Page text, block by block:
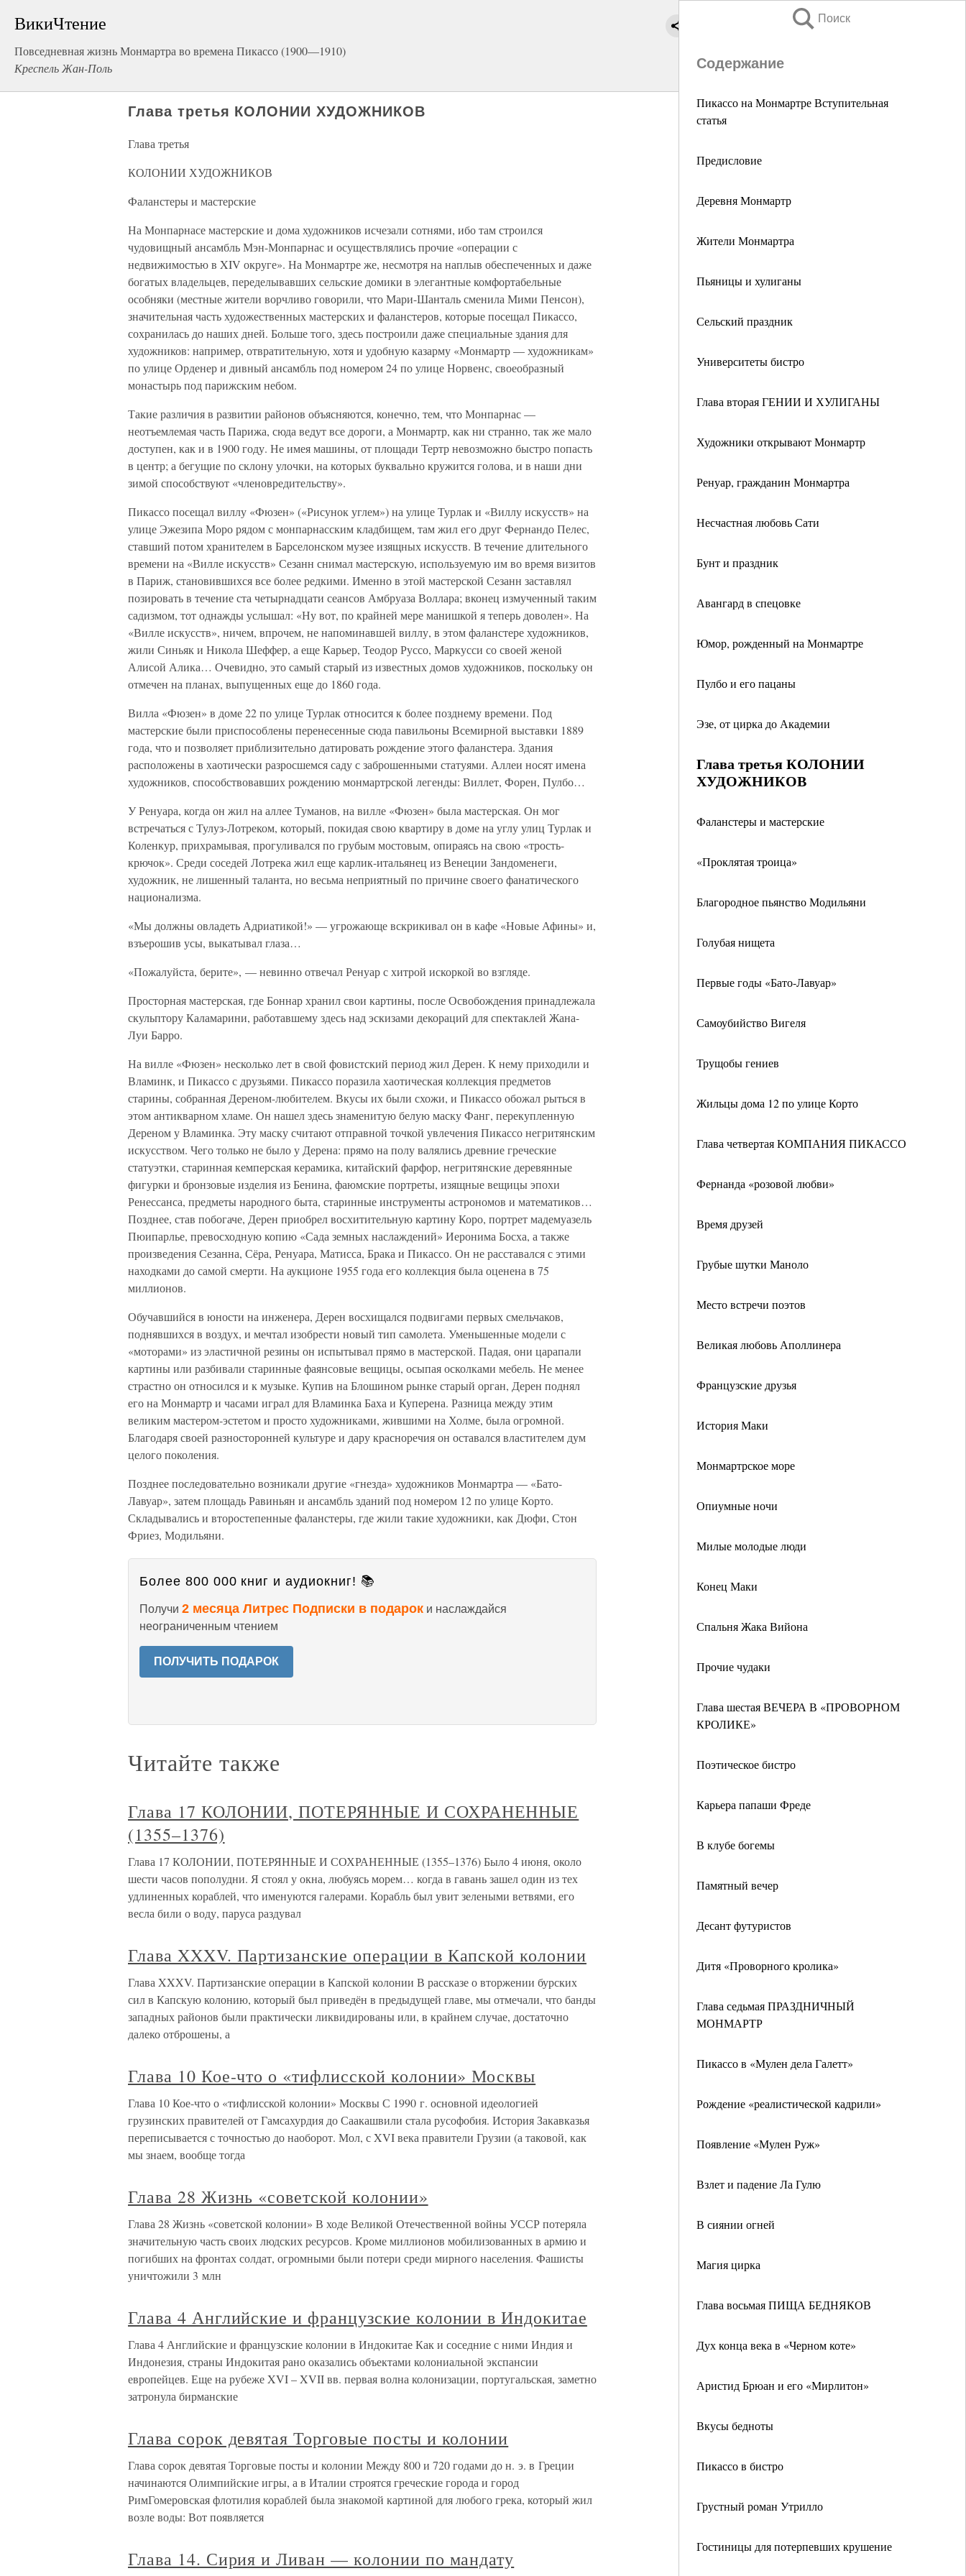
ВикиЧтение
Повседневная жизнь Монмартра во времена Пикассо (1900—1910)
Креспель Жан-Поль
Поиск
Содержание
Пикассо на Монмартре Вступительная
статья
Предисловие
Деревня Монмартр
Жители Монмартра
Пьяницы и хулиганы
Сельский праздник
Университеты бистро
Глава вторая ГЕНИИ И ХУЛИГАНЫ
Художники открывают Монмартр
Ренуар, гражданин Монмартра
Несчастная любовь Сати
Бунт и праздник
Авангард в спецовке
Юмор, рожденный на Монмартре
Пулбо и его пацаны
Эзе, от цирка до Академии
Глава третья КОЛОНИИ
ХУДОЖНИКОВ
Фаланстеры и мастерские
«Проклятая троица»
Благородное пьянство Модильяни
Голубая нищета
Первые годы «Бато-Лавуар»
Самоубийство Вигеля
Трущобы гениев
Жильцы дома 12 по улице Корто
Глава четвертая КОМПАНИЯ ПИКАССО
Фернанда «розовой любви»
Время друзей
Грубые шутки Маноло
Место встречи поэтов
Великая любовь Аполлинера
Французские друзья
История Маки
Монмартрское море
Опиумные ночи
Милые молодые люди
Конец Маки
Спальня Жака Вийона
Прочие чудаки
Глава шестая ВЕЧЕРА В «ПРОВОРНОМ
КРОЛИКЕ»
Поэтическое бистро
Карьера папаши Фреде
В клубе богемы
Памятный вечер
Десант футуристов
Дитя «Проворного кролика»
Глава седьмая ПРАЗДНИЧНЫЙ
МОНМАРТР
Пикассо в «Мулен дела Галетт»
Рождение «реалистической кадрили»
Появление «Мулен Руж»
Взлет и падение Ла Гулю
В сиянии огней
Магия цирка
Глава восьмая ПИЩА БЕДНЯКОВ
Дух конца века в «Черном коте»
Аристид Брюан и его «Мирлитон»
Вкусы бедноты
Пикассо в бистро
Грустный роман Утрилло
Гостиницы для потерпевших крушение
Глава третья КОЛОНИИ ХУДОЖНИКОВ
Глава третья
КОЛОНИИ ХУДОЖНИКОВ
Фаланстеры и мастерские
На Монпарнасе мастерские и дома художников исчезали сотнями, ибо там строился
чудовищный ансамбль Мэн-Монпарнас и осуществлялись прочие «операции с
недвижимостью в XIV округе». На Монмартре же, несмотря на наплыв обеспеченных и даже
богатых владельцев, переделывавших сельские домики в элегантные комфортабельные
особняки (местные жители ворчливо говорили, что Мари-Шанталь сменила Мими Пенсон),
значительная часть художественных мастерских и фаланстеров, которые посещал Пикассо,
сохранилась до наших дней. Больше того, здесь построили даже специальные здания для
художников: например, отвратительную, хотя и удобную казарму «Монмартр — художникам»
по улице Орденер и дивный ансамбль под номером 24 по улице Норвенс, своеобразный
монастырь под парижским небом.
Такие различия в развитии районов объясняются, конечно, тем, что Монпарнас —
неотъемлемая часть Парижа, сюда ведут все дороги, а Монмартр, как ни странно, так же мало
доступен, как и в 1900 году. Не имея машины, от площади Тертр невозможно быстро попасть
в центр; а бегущие по склону улочки, на которых буквально кружится голова, и в наши дни
зимой способствуют «членовредительству».
Пикассо посещал виллу «Фюзен» («Рисунок углем») на улице Турлак и «Виллу искусств» на
улице Эжезипа Моро рядом с монпарнасским кладбищем, там жил его друг Фернандо Пелес,
ставший потом хранителем в Барселонском музее изящных искусств. В течение длительного
времени на «Вилле искусств» Сезанн снимал мастерскую, используемую им во время визитов
в Париж, становившихся все более редкими. Именно в этой мастерской Сезанн заставлял
позировать в течение ста четырнадцати сеансов Амбруаза Воллара; вконец измученный таким
садизмом, тот однажды услышал: «Ну вот, по крайней мере манишкой я теперь доволен». На
«Вилле искусств», ничем, впрочем, не напоминавшей виллу, в этом фаланстере художников,
жили Синьяк и Никола Шеффер, а еще Карьер, Теодор Руссо, Маркусси со своей женой
Алисой Алика… Очевидно, это самый старый из известных домов художников, поскольку он
отмечен на планах, выпущенных еще до 1860 года.
Вилла «Фюзен» в доме 22 по улице Турлак относится к более позднему времени. Под
мастерские были приспособлены перенесенные сюда павильоны Всемирной выставки 1889
года, что и позволяет приблизительно датировать рождение этого фаланстера. Здания
расположены в хаотически разросшемся саду с заброшенными статуями. Аллеи носят имена
художников, способствовавших рождению монмартрской легенды: Виллет, Форен, Пулбо…
У Ренуара, когда он жил на аллее Туманов, на вилле «Фюзен» была мастерская. Он мог
встречаться с Тулуз-Лотреком, который, покидая свою квартиру в доме на углу улиц Турлак и
Коленкур, прихрамывая, прогуливался по грубым мостовым, опираясь на свою «трость-
крючок». Среди соседей Лотрека жил еще карлик-итальянец из Венеции Зандоменеги,
художник, не лишенный таланта, но весьма неприятный по причине своего фанатического
национализма.
«Мы должны овладеть Адриатикой!» — угрожающе вскрикивал он в кафе «Новые Афины» и,
взъерошив усы, выкатывал глаза…
«Пожалуйста, берите», — невинно отвечал Ренуар с хитрой искоркой во взгляде.
Просторная мастерская, где Боннар хранил свои картины, после Освобождения принадлежала
скульптору Каламарини, работавшему здесь над эскизами декораций для спектаклей Жана-
Луи Барро.
На вилле «Фюзен» несколько лет в свой фовистский период жил Дерен. К нему приходили и
Вламинк, и Пикассо с друзьями. Пикассо поразила хаотическая коллекция предметов
старины, собранная Дереном-любителем. Вкусы их были схожи, и Пикассо обожал рыться в
этом антикварном хламе. Он нашел здесь знаменитую белую маску Фанг, перекупленную
Дереном у Вламинка. Эту маску считают отправной точкой увлечения Пикассо негритянским
искусством. Чего только не было у Дерена: прямо на полу валялись древние греческие
статуэтки, старинная кемперская керамика, китайский фарфор, негритянские деревянные
фигурки и бронзовые изделия из Бенина, фаюмские портреты, изящные вещицы эпохи
Ренессанса, предметы народного быта, старинные инструменты астрономов и математиков…
Позднее, став побогаче, Дерен приобрел восхитительную картину Коро, портрет мадемуазель
Пюипарлье, превосходную копию «Сада земных наслаждений» Иеронима Босха, а также
произведения Сезанна, Сёра, Ренуара, Матисса, Брака и Пикассо. Он не расставался с этими
находками до самой смерти. На аукционе 1955 года его коллекция была оценена в 75
миллионов.
Обучавшийся в юности на инженера, Дерен восхищался подвигами первых смельчаков,
поднявшихся в воздух, и мечтал изобрести новый тип самолета. Уменьшенные модели с
«моторами» из эластичной резины он испытывал прямо в мастерской. Падая, они царапали
картины или разбивали старинные фаянсовые вещицы, осыпая осколками мебель. Не менее
страстно он относился и к музыке. Купив на Блошином рынке старый орган, Дерен поднял
его на Монмартр и часами играл для Вламинка Баха и Куперена. Разница между этим
великим мастером-эстетом и просто художниками, жившими на Холме, была огромной.
Благодаря своей разносторонней культуре и дару красноречия он оставался властителем дум
целого поколения.
Позднее последовательно возникали другие «гнезда» художников Монмартра — «Бато-
Лавуар», затем площадь Равиньян и ансамбль зданий под номером 12 по улице Корто.
Складывались и второстепенные фаланстеры, где жили такие художники, как Дюфи, Стон
Фриез, Модильяни.
Более 800 000 книг и аудиокниг! 📚
Получи 2 месяца Литрес Подписки в подарок и наслаждайся
неограниченным чтением
ПОЛУЧИТЬ ПОДАРОК
Читайте также
Глава 17 КОЛОНИИ, ПОТЕРЯННЫЕ И СОХРАНЕННЫЕ
(1355–1376)
Глава 17 КОЛОНИИ, ПОТЕРЯННЫЕ И СОХРАНЕННЫЕ (1355–1376) Было 4 июня, около
шести часов пополудни. Я стоял у окна, любуясь морем… когда в гавань зашел один из тех
удлиненных кораблей, что именуются галерами. Корабль был увит зелеными ветвями, его
весла били о воду, паруса раздувал
Глава XXXV. Партизанские операции в Капской колонии
Глава XXXV. Партизанские операции в Капской колонии В рассказе о вторжении бурских
сил в Капскую колонию, который был приведён в предыдущей главе, мы отмечали, что банды
западных районов были практически ликвидированы или, в крайнем случае, достаточно
далеко отброшены, а
Глава 10 Кое-что о «тифлисской колонии» Москвы
Глава 10 Кое-что о «тифлисской колонии» Москвы С 1990 г. основной идеологией
грузинских правителей от Гамсахурдия до Саакашвили стала русофобия. История Закавказья
переписывается с точностью до наоборот. Мол, с XVI века правители Грузии (а таковой, как
мы знаем, вообще тогда
Глава 28 Жизнь «советской колонии»
Глава 28 Жизнь «советской колонии» В ходе Великой Отечественной войны УССР потеряла
значительную часть своих людских ресурсов. Кроме миллионов мобилизованных в армию и
погибших на фронтах солдат, огромными были потери среди мирного населения. Фашисты
уничтожили 3 млн
Глава 4 Английские и французские колонии в Индокитае
Глава 4 Английские и французские колонии в Индокитае Как и соседние с ними Индия и
Индонезия, страны Индокитая рано оказались объектами колониальной экспансии
европейцев. Еще на рубеже XVI – XVII вв. первая волна колонизации, португальская, заметно
затронула бирманские
Глава сорок девятая Торговые посты и колонии
Глава сорок девятая Торговые посты и колонии Между 800 и 720 годами до н. э. в Греции
начинаются Олимпийские игры, а в Италии строятся греческие города и город
РимГомеровская флотилия кораблей была знакомой картиной для любого грека, который жил
возле воды: Вот появляется
Глава 14. Сирия и Ливан — колонии по мандату